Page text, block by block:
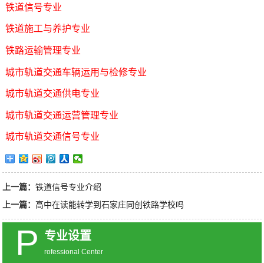
铁道信号专业
铁道施工与养护专业
铁路运输管理专业
城市轨道交通车辆运用与检修专业
城市轨道交通供电专业
城市轨道交通运营管理专业
城市轨道交通信号专业
上一篇：铁道信号专业介绍
上一篇：高中在读能转学到石家庄同创铁路学校吗
P 专业设置
rofessional Center